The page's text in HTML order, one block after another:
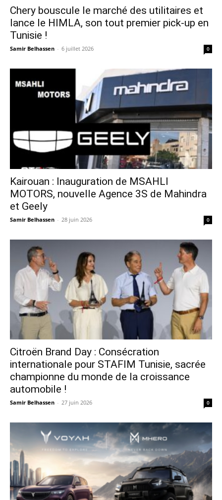
Chery bouscule le marché des utilitaires et
lance le HIMLA, son tout premier pick-up en
Tunisie !
Samir Belhassen - 6 juillet 2026 0
Kairouan : Inauguration de MSAHLI
MOTORS, nouvelle Agence 3S de Mahindra
et Geely
Samir Belhassen - 28 juin 2026 0
Citroën Brand Day : Consécration
internationale pour STAFIM Tunisie, sacrée
championne du monde de la croissance
automobile !
Samir Belhassen - 27 juin 2026 0